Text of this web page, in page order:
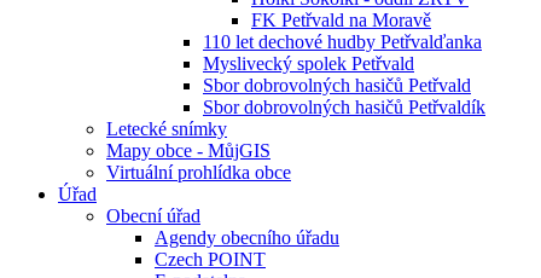
FK Petřvald na Moravě
110 let dechové hudby Petřvalďanka
Myslivecký spolek Petřvald
Sbor dobrovolných hasičů Petřvald
Sbor dobrovolných hasičů Petřvaldík
Letecké snímky
Mapy obce - MůjGIS
Virtuální prohlídka obce
Úřad
Obecní úřad
Agendy obecního úřadu
Czech POINT